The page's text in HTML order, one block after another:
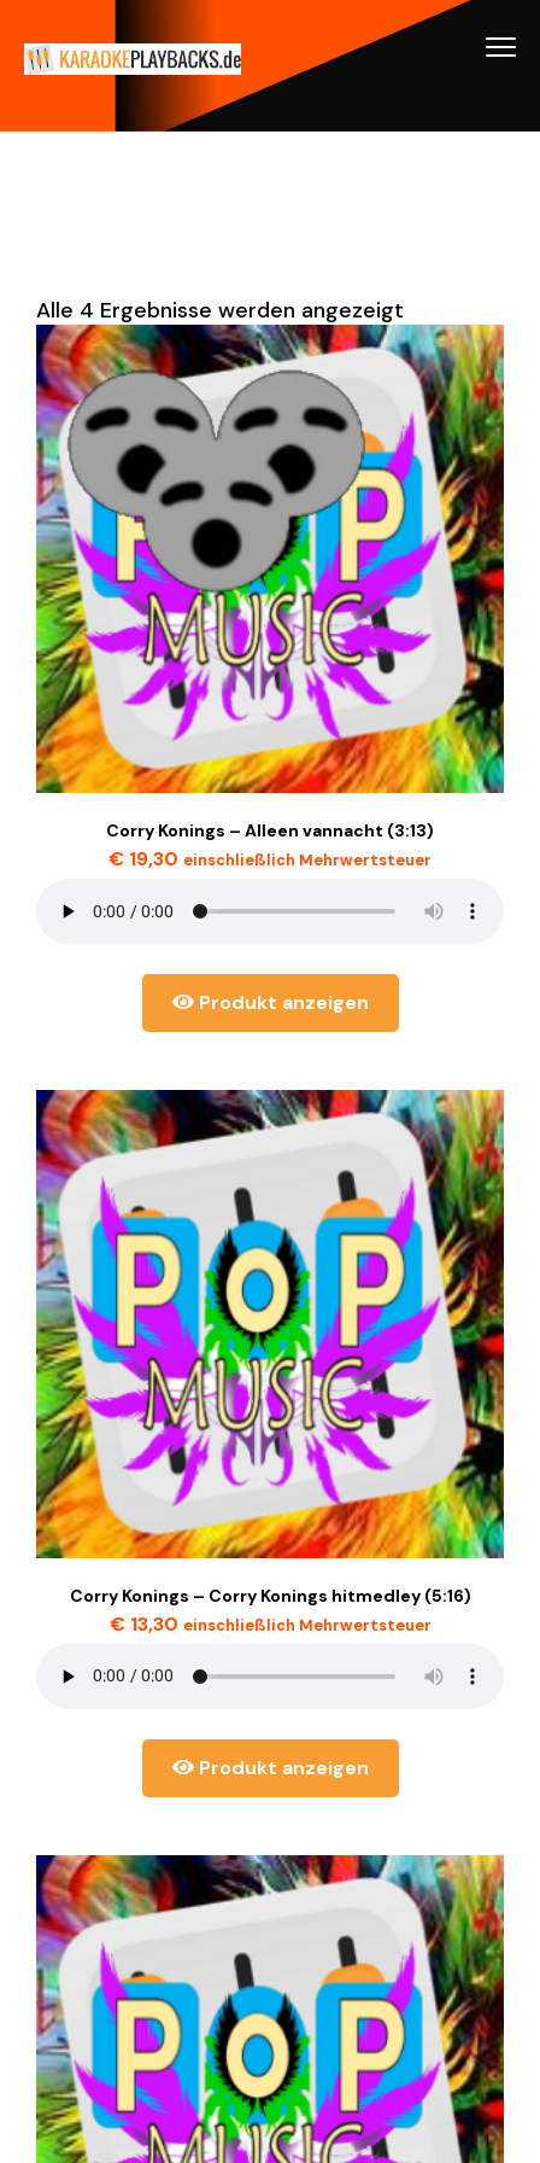
Alle 4 Ergebnisse werden angezeigt
Corry Konings – Alleen vannacht (3:13)
€ 19,30 einschließlich Mehrwertsteuer
Produkt anzeigen
Corry Konings – Corry Konings hitmedley (5:16)
€13,30 einschließlich Mehrwertsteuer
Produkt anzeigen